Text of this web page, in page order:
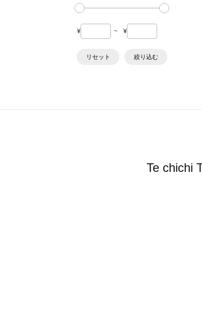
¥ ~ ¥
リセット 絞り込む
Te chichi